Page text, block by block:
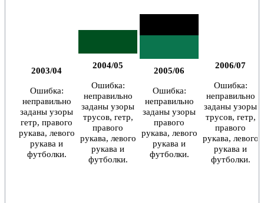
2003/04
Ошибка:
неправильно
заданы узоры
гетр, правого
рукава, левого
рукава и
футболки.
2004/05
Ошибка:
неправильно
заданы узоры
трусов, гетр,
правого
рукава, левого
рукава и
футболки.
2005/06
Ошибка:
неправильно
заданы узоры
правого
рукава, левого
рукава и
футболки.
2006/07
Ошибка:
неправильно
заданы узоры
трусов, гетр,
правого
рукава, левого
рукава и
футболки.